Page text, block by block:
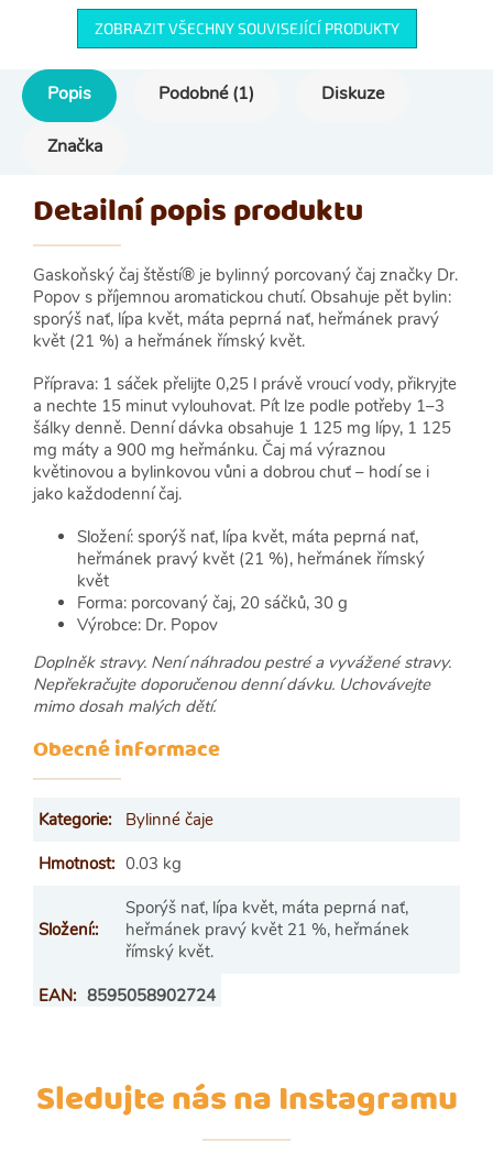
ZOBRAZIT VŠECHNY SOUVISEJÍCÍ PRODUKTY
Popis Podobné (1) Diskuze
Značka
Detailní popis produktu
Gaskoňský čaj štěstí® je bylinný porcovaný čaj značky Dr.
Popov s příjemnou aromatickou chutí. Obsahuje pět bylin:
sporýš nať, lípa květ, máta peprná nať, heřmánek pravý
květ (21 %) a heřmánek římský květ.
Příprava: 1 sáček přelijte 0,25 l právě vroucí vody, přikryjte
a nechte 15 minut vylouhovat. Pít lze podle potřeby 1–3
šálky denně. Denní dávka obsahuje 1 125 mg lípy, 1 125
mg máty a 900 mg heřmánku. Čaj má výraznou
květinovou a bylinkovou vůni a dobrou chuť – hodí se i
jako každodenní čaj.
Složení: sporýš nať, lípa květ, máta peprná nať,
heřmánek pravý květ (21 %), heřmánek římský
květ
Forma: porcovaný čaj, 20 sáčků, 30 g
Výrobce: Dr. Popov
Doplněk stravy. Není náhradou pestré a vyvážené stravy.
Nepřekračujte doporučenou denní dávku. Uchovávejte
mimo dosah malých dětí.
Obecné informace
Kategorie:
Bylinné čaje
Hmotnost: 0.03 kg
Složení::
Sporýš nať, lípa květ, máta peprná nať,
heřmánek pravý květ 21 %, heřmánek
římský květ.
EAN: 8595058902724
Sledujte nás na Instagramu